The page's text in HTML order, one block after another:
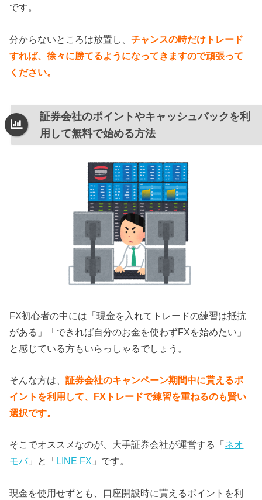
です。
分からないところは放置し、チャンスの時だけトレード
すれば、徐々に勝てるようになってきますので頑張って
ください。
証券会社のポイントやキャッシュバックを利
用して無料で始める方法
FX初心者の中には「現金を入れてトレードの練習は抵抗
がある」「できれば自分のお金を使わずFXを始めたい」
と感じている方もいらっしゃるでしょう。
そんな方は、証券会社のキャンペーン期間中に貰えるポ
イントを利用して、FXトレードで練習を重ねるのも賢い
選択です。
そこでオススメなのが、大手証券会社が運営する「 ネオ
モバ」と「 LINE FX 」です。
現金を使用せずとも、口座開設時に貰えるポイントを利